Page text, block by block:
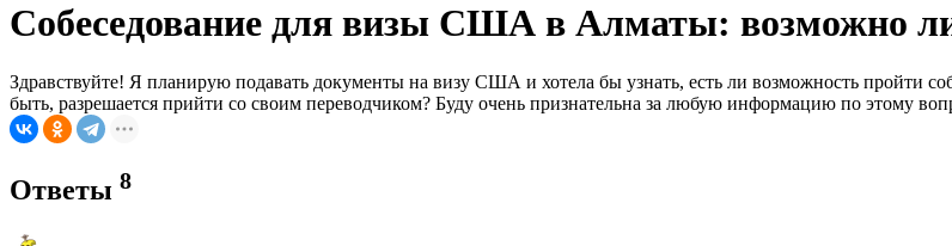
Собеседование для визы США в Алматы: возможно
Здравствуйте! Я планирую подавать документы на визу США и хотела бы узнать, есть ли возможность пройти
быть, разрешается прийти со своим переводчиком? Буду очень признательна за любую информацию по этому
Ответы 8